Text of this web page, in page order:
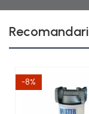
Recomandari
-8%